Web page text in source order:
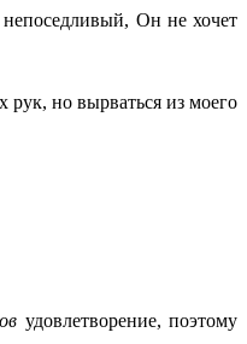
Он не хочет
но вырваться из моего
удовлетворение, поэтому